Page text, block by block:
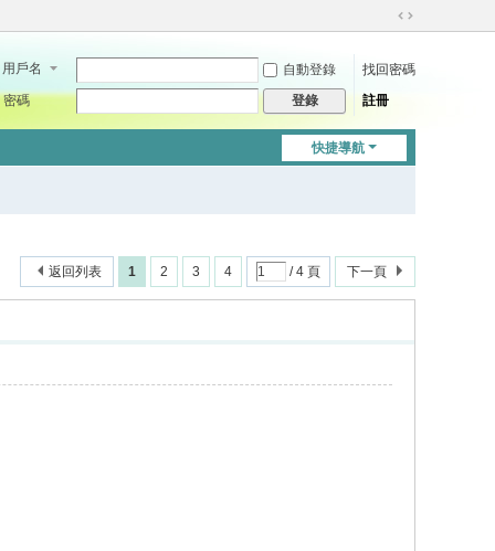
切
到
用戶名 自動登錄
找回密碼
密碼
登錄 註冊
快捷導航
1 2 3 4 / 4 頁 下一頁
返回列表